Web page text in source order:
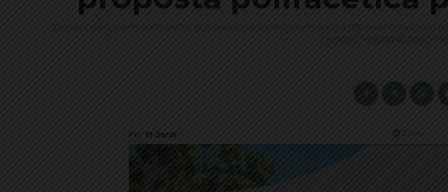
Després d'un procés participatiu, el projecte que plantegen els veïns a l'Ajuntament implica
permeti l'estada diürna de
Per El Jardí 2 min.